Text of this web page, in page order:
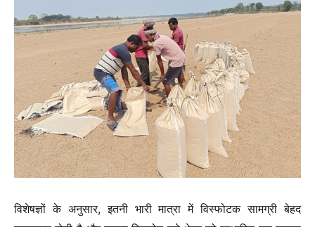
विशेषज्ञों के अनुसार, इतनी भारी मात्रा में विस्फोटक सामग्री बेहद